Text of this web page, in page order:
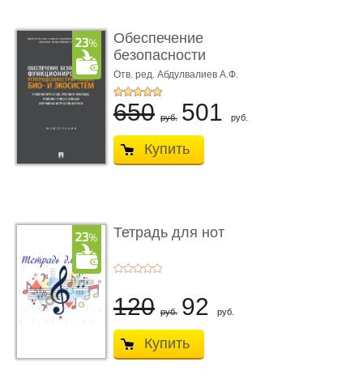
Обеспечение
безопасности
функционирования уг
...
Отв. ред. Абдулвалиев А.Ф.
650 руб. 501 руб.
Купить
Тетрадь для нот
120 руб. 92 руб.
Купить